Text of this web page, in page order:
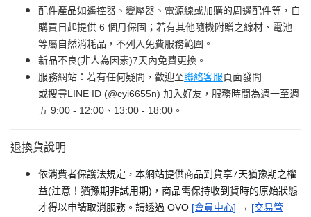
配件產品如遙控器、變壓器、電源線或加購的周邊配件等，自
購買日起提供 6 個月保固；若有其他隨機附贈之線材、電池
等屬自然消耗品，不列入免費服務範圍。
新品不良(非人為因素)7天內免費更換。
服務網站：若有任何疑問，歡迎至聯絡客服頁面發問
或搜尋LINE ID (@cyi6655n) 加入好友，服務時間為週一至週
五 9:00 - 12:00、13:00 - 18:00。
退換貨說明
依消費者保護法規定，本網站提供商品到貨享7天猶豫期之權
益(注意！猶豫期非試用期)，商品需保持收到貨時的原始狀態
才得以申請取消服務。請透過 OVO [會員中心] → [交易管